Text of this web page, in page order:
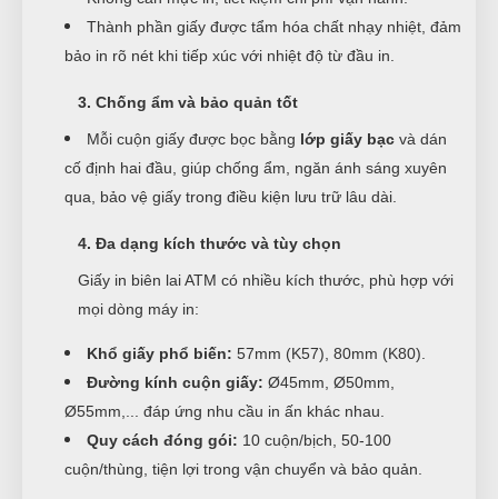
Thành phần giấy được tẩm hóa chất nhạy nhiệt, đảm
bảo in rõ nét khi tiếp xúc với nhiệt độ từ đầu in.
3. Chống ẩm và bảo quản tốt
Mỗi cuộn giấy được bọc bằng lớp giấy bạc và dán
cố định hai đầu, giúp chống ẩm, ngăn ánh sáng xuyên
qua, bảo vệ giấy trong điều kiện lưu trữ lâu dài.
4. Đa dạng kích thước và tùy chọn
Giấy in biên lai ATM có nhiều kích thước, phù hợp với
mọi dòng máy in:
Khổ giấy phổ biến: 57mm (K57), 80mm (K80).
Đường kính cuộn giấy: Ø45mm, Ø50mm,
Ø55mm,... đáp ứng nhu cầu in ấn khác nhau.
Quy cách đóng gói: 10 cuộn/bịch, 50-100
cuộn/thùng, tiện lợi trong vận chuyển và bảo quản.